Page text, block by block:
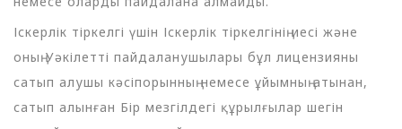
Іскерлік тіркелгі үшін Іскерлік тіркелгінің иесі және
оның Уәкілетті пайдаланушылары бұл лицензияны
сатып алушы кәсіпорынның немесе ұйымның атынан,
сатып алынған Бір мезгілдегі құрылғылар шегін